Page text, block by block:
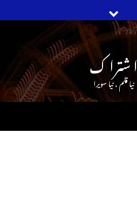
ا شترا ک
نیا قلم ، نیا سویرا